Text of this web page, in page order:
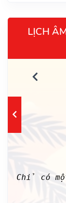
LỊCH
Chỉ có